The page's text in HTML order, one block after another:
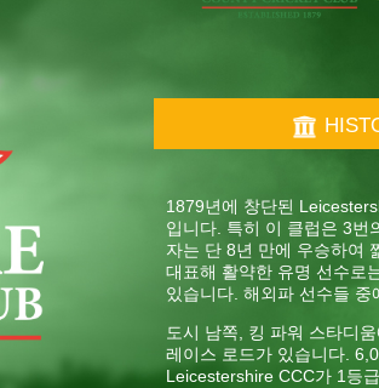
1879년에 창단된
입니다. 특히 이 클럽은 3번
자는 단 8년 만에 우승하여
대표해 활약한 유명 선수로
있습니다. 해외파 선수들
도시 남쪽, 킹 파워 스타디
레이스 로드가 있습니다.
Leicestershire CCC가 1등